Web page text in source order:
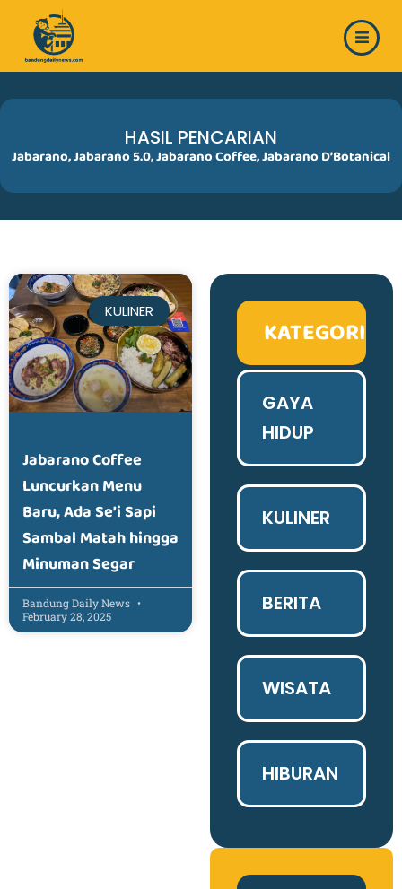
content
HASIL PENCARIAN
Jabarano,Jabarano 5.0,Jabarano Coffee,Jabarano D’Botanical
KULINER
Jabarano Coffee
Luncurkan Menu
Baru, Ada Se’i Sapi
Sambal Matah hingga
Minuman Segar
Bandung Daily News
February 28, 2025
KATEGORI
GAYA
HIDUP
KULINER
BERITA
WISATA
HIBURAN